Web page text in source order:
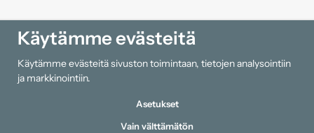
Ostokset
Tiedot
Käytämme evästeitä
Käytämme evästeitä sivuston toimintaan, tietojen analysointiin
ja markkinointiin.
Asetukset
Vain välttämätön